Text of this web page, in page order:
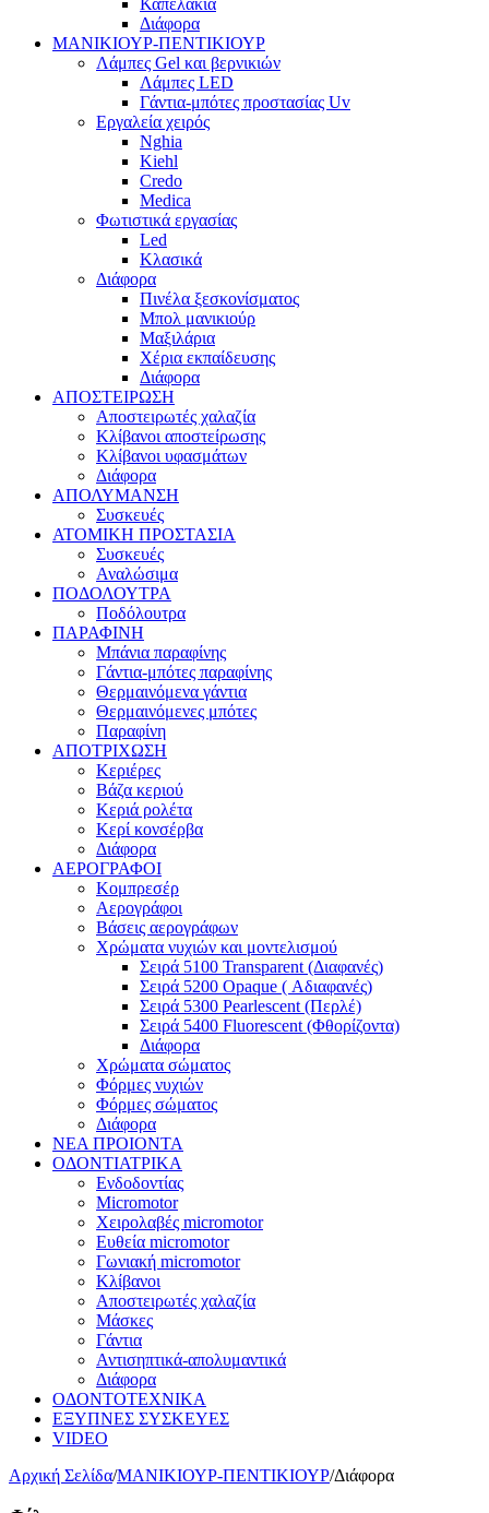
Διάφορα
ΜΑΝΙΚΙΟΥΡ-ΠΕΝΤΙΚΙΟΥΡ
Λάμπες Gel και βερνικιών
Λάμπες LED
Γάντια-μπότες προστασίας Uv
Εργαλεία χειρός
Nghia
Kiehl
Credo
Medica
Φωτιστικά εργασίας
Led
Κλασικά
Διάφορα
Πινέλα ξεσκονίσματος
Μπολ μανικιούρ
Μαξιλάρια
Χέρια εκπαίδευσης
Διάφορα
ΑΠΟΣΤΕΙΡΩΣΗ
Αποστειρωτές χαλαζία
Κλίβανοι αποστείρωσης
Κλίβανοι υφασμάτων
Διάφορα
ΑΠΟΛΥΜΑΝΣΗ
Συσκευές
ΑΤΟΜΙΚΗ ΠΡΟΣΤΑΣΙΑ
Συσκευές
Αναλώσιμα
ΠΟΔΟΛΟΥΤΡΑ
Ποδόλουτρα
ΠΑΡΑΦΙΝΗ
Μπάνια παραφίνης
Γάντια-μπότες παραφίνης
Θερμαινόμενα γάντια
Θερμαινόμενες μπότες
Παραφίνη
ΑΠΟΤΡΙΧΩΣΗ
Κεριέρες
Βάζα κεριού
Κεριά ρολέτα
Κερί κονσέρβα
Διάφορα
ΑΕΡΟΓΡΑΦΟΙ
Κομπρεσέρ
Αερογράφοι
Βάσεις αερογράφων
Χρώματα νυχιών και μοντελισμού
Σειρά 5100 Transparent (Διαφανές)
Σειρά 5200 Opaque ( Αδιαφανές)
Σειρά 5300 Pearlescent (Περλέ)
Σειρά 5400 Fluorescent (Φθορίζοντα)
Διάφορα
Χρώματα σώματος
Φόρμες νυχιών
Φόρμες σώματος
Διάφορα
ΝΕΑ ΠΡΟΙΟΝΤΑ
ΟΔΟΝΤΙΑΤΡΙΚΑ
Ενδοδοντίας
Micromotor
Χειρολαβές micromotor
Ευθεία micromotor
Γωνιακή micromotor
Κλίβανοι
Αποστειρωτές χαλαζία
Μάσκες
Γάντια
Αντισηπτικά-απολυμαντικά
Διάφορα
ΟΔΟΝΤΟΤΕΧΝΙΚΑ
ΕΞΥΠΝΕΣ ΣΥΣΚΕΥΕΣ
VIDEO
Αρχική Σελίδα/ΜΑΝΙΚΙΟΥΡ-ΠΕΝΤΙΚΙΟΥΡ/Διάφορα